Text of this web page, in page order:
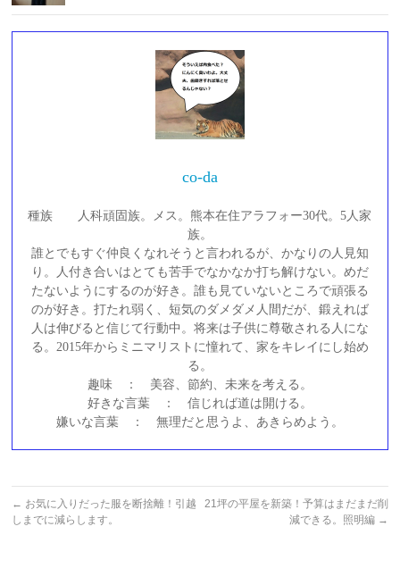
co-da
種族 人科頑固族。メス。熊本在住アラフォー30代。5人家
族。
誰とでもすぐ仲良くなれそうと言われるが、かなりの人見知
り。人付き合いはとても苦手でなかなか打ち解けない。めだ
たないようにするのが好き。誰も見ていないところで頑張る
のが好き。打たれ弱く、短気のダメダメ人間だが、鍛えれば
人は伸びると信じて行動中。将来は子供に尊敬される人にな
る。2015年からミニマリストに憧れて、家をキレイにし始め
る。
趣味 ： 美容、節約、未来を考える。
好きな言葉 ： 信じれば道は開ける。
嫌いな言葉 ： 無理だと思うよ、あきらめよう。
← お気に入りだった服を断捨離！引越
しまでに減らします。
21坪の平屋を新築！予算はまだまだ削
減できる。照明編 →